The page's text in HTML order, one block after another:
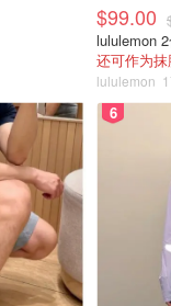
$99.00
lululemon
还可作为
lululemon
6